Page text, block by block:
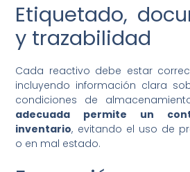
Etiquetado,
y trazabilidad
Cada reactivo debe estar
incluyendo información clara
condiciones de
adecuada permite un
inventario, evitando el uso de
o en mal estado.